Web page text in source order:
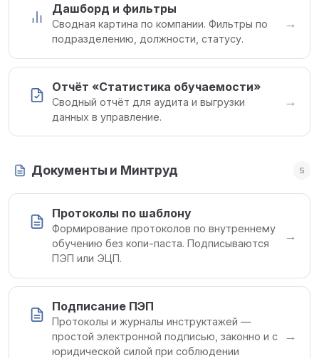
Дашборд и фильтры
Сводная картина по компании. Фильтры по
подразделению, должности, статусу.
→
Отчёт «Статистика обучаемости»
Сводный отчёт для аудита и выгрузки
данных в управление.
→
Документы и Минтруд 5
Протоколы по шаблону
Формирование протоколов по внутреннему
обучению без копи-паста. Подписываются
ПЭП или ЭЦП.
→
Подписание ПЭП
Протоколы и журналы инструктажей —
простой электронной подписью, законно и с
юридической силой при соблюдении
→